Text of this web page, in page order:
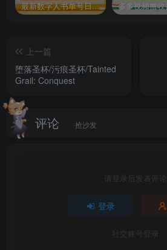
最新数字人书单号日400+创业粉，单日变现五位数，市面卖5980附软件和详…
上一篇
堕落圣杯/污痕圣杯/Tainted
Grail: Conquest
评论 抢沙发
请登录后发表评论
登录
社交账号登录